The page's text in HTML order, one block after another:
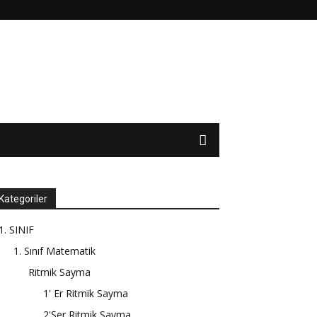
Kategoriler
1. SINIF
1. Sınıf Matematik
Ritmik Sayma
1' Er Ritmik Sayma